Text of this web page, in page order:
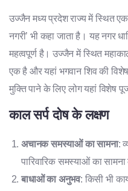
उज्जैन मध्य प्रदेश राज्य में स्थित
नगरी’ भी कहा जाता है। यह नगर
महत्वपूर्ण है। उज्जैन में स्थित
एक है और यहां भगवान शिव की
मुक्ति पाने के लिए लोग यहां विशेष
काल सर्प दोष के लक्षण
अचानक समस्याओं का सामना:
पारिवारिक समस्याओं का
बाधाओं का अनुभव: किसी भी